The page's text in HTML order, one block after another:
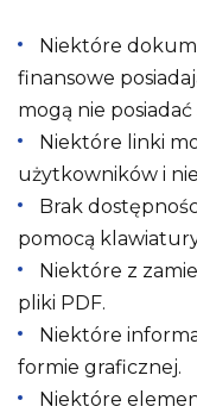
Niektóre
finansowe
mogą nie
Niektóre linki
użytkowników i
Brak
pomocą
Niektóre z
pliki PDF.
Niektóre
formie graficznej.
Niektóre